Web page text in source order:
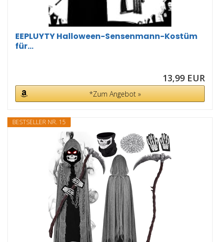
EEPLUYTY Halloween-Sensenmann-Kostüm
für...
13,99 EUR
*Zum Angebot »
BESTSELLER NR. 15